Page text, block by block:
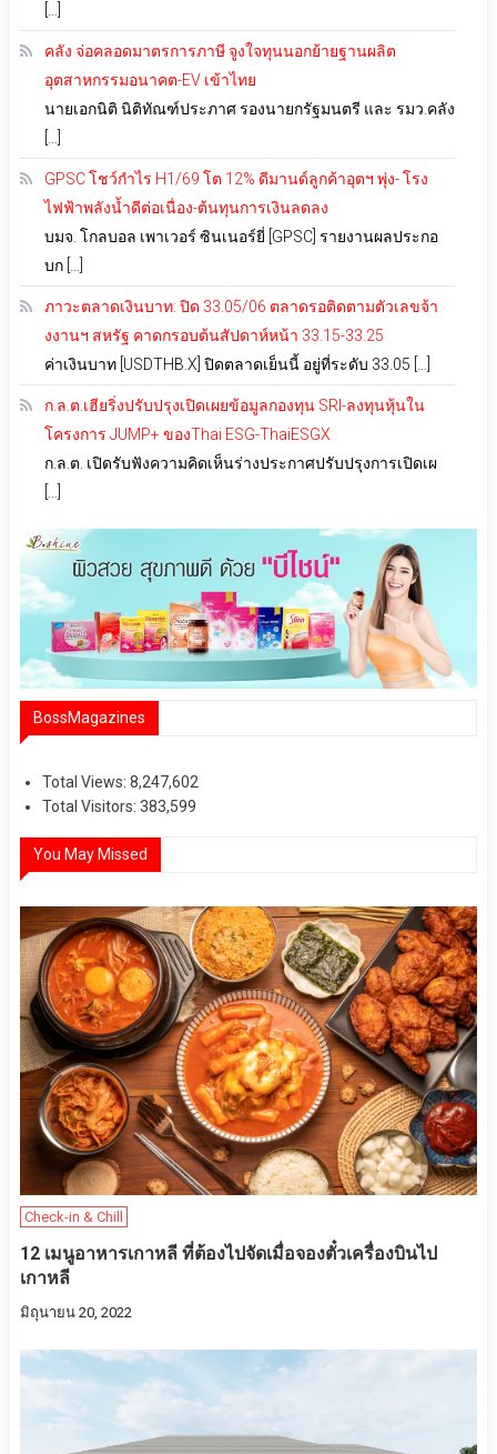
[…]
คลัง จ่อคลอดมาตรการภาษี จูงใจทุนนอกย้ายฐานผลิต
อุตสาหกรรมอนาคต-EV เข้าไทย
นายเอกนิติ นิติทัณฑ์ประภาศ รองนายกรัฐมนตรี และ รมว.คลัง
[…]
GPSC โชว์กำไร H1/69 โต 12% ดีมานด์ลูกค้าอุตฯ พุ่ง- โรง
ไฟฟ้าพลังน้ำดีต่อเนื่อง-ต้นทุนการเงินลดลง
บมจ. โกลบอล เพาเวอร์ ซินเนอร์ยี่ [GPSC] รายงานผลประกอ
บก […]
ภาวะตลาดเงินบาท: ปิด 33.05/06 ตลาดรอติดตามตัวเลขจ้า
งงานฯ สหรัฐ คาดกรอบต้นสัปดาห์หน้า 33.15-33.25
ค่าเงินบาท [USDTHB.X] ปิดตลาดเย็นนี้ อยู่ที่ระดับ 33.05 […]
ก.ล.ต.เฮียริ่งปรับปรุงเปิดเผยข้อมูลกองทุน SRI-ลงทุนหุ้นใน
โครงการ JUMP+ ของThai ESG-ThaiESGX
ก.ล.ต. เปิดรับฟังความคิดเห็นร่างประกาศปรับปรุงการเปิดเผ
[…]
BossMagazines
Total Views: 8,247,602
Total Visitors: 383,599
You May Missed
Check-in & Chill
12 เมนูอาหารเกาหลี ที่ต้องไปจัดเมื่อจองตั๋วเครื่องบินไป
เกาหลี
มิถุนายน 20, 2022